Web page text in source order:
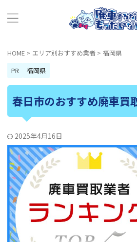
HOME > エリア別おすすめ業者 > 福岡県
PR
福岡県
春日市のおすすめ廃車買
2025年4月16日